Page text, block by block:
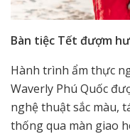
Bàn tiệc Tết đượm
Hành trình ẩm thực
Waverly Phú Quốc
nghệ thuật sắc màu,
thống qua màn giao